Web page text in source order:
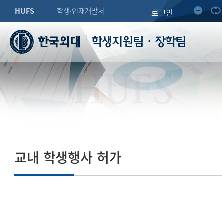
HUFS 학생∙인재개발처 로그인
학생지원팀・장학팀
HUFS
교내 학생행사 허가